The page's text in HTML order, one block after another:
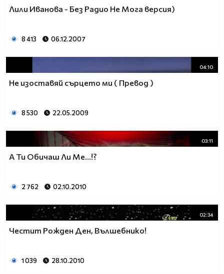
Лили Иванова - Без Радио Не Мога версия)
8 413 06.12.2007
04:10
Не изоставяй сърцето ми ( Превод )
8 530 22.05.2009
03:11
А Ти Обичаш Ли Ме...!?
2 762 02.10.2010
02:34
Честит Рожден Ден, Вълшебнико!
1 039 28.10.2010